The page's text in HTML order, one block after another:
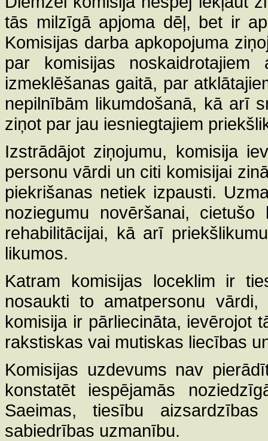
tās milzīgā apjoma dēļ, bet ir
Komisijas darba apkopojuma
par komisijas
izmeklēšanas gaitā, par
nepilnībām likumdošanā, kā arī
ziņot par jau iesniegtajiem
Izstrādājot ziņojumu, komisija
personu vārdi un citi komisijai
piekrišanas netiek izpausti.
noziegumu novēršanai,
rehabilitācijai, kā arī
likumos.
Katram komisijas loceklim ir
nosaukti to amatpersonu
komisija ir pārliecināta, ievērojot
rakstiskas vai mutiskas liecības
Komisijas uzdevums nav
konstatēt iespējamās
Saeimas, tiesību
sabiedrības uzmanību.